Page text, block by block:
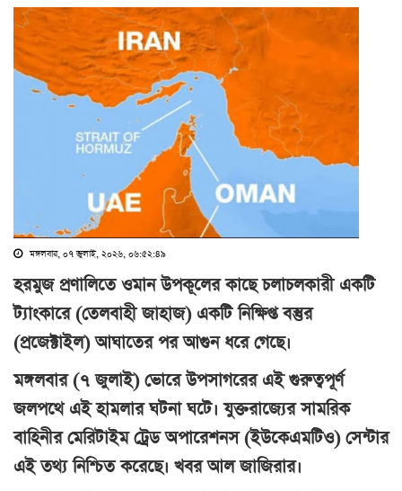
মঙ্গলবার, ০৭ জুলাই, ২০২৬, ০৬:৫২:৪৯
হরমুজ প্রণালিতে ওমান উপকূলের কাছে চলাচলকারী একটি
ট্যাংকারে (তেলবাহী জাহাজ) একটি নিক্ষিপ্ত বস্তুর
(প্রজেক্টাইল) আঘাতের পর আগুন ধরে গেছে।
মঙ্গলবার (৭ জুলাই) ভোরে উপসাগরের এই গুরুত্বপূর্ণ
জলপথে এই হামলার ঘটনা ঘটে। যুক্তরাজ্যের সামরিক
বাহিনীর মেরিটাইম ট্রেড অপারেশনস (ইউকেএমটিও) সেন্টার
এই তথ্য নিশ্চিত করেছে। খবর আল জাজিরার।